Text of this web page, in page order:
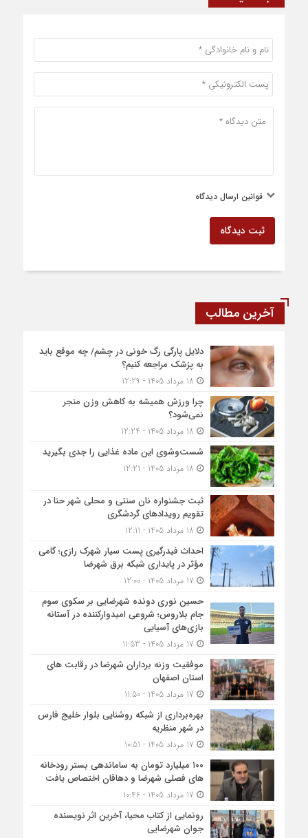
قوانین ارسال دیدگاه
ثبت دیدگاه
آخرین مطالب
دلایل پارگی رگ خونی در چشم/ چه موقع باید
به پزشک مراجعه کنیم؟
چرا ورزش همیشه به کاهش وزن منجر
نمی‌شود؟
شست‌وشوی این ماده غذایی را جدی بگیرید
ثبت جشنواره نان سنتی و محلی شهر حنا در
تقویم رویداد‌های گردشگری
احداث فیدرگیری پست سیار شهرک رازی؛ گامی
مؤثر در پایداری شبکه برق شهرضا
حسین نوری دونده شهرضایی بر سکوی سوم
جام بلاروس؛ شروعی امیدوارکننده در آستانه
بازی‌های آسیایی
موفقیت وزنه برداران شهرضا در رقابت های
استان اصفهان
بهره‌برداری از شبکه روشنایی بلوار خلیج فارس
در شهر منظریه
۱۰۰ میلیارد تومان به ساماندهی بستر رودخانه
های فصلی شهرضا و دهاقان اختصاص یافت
رونمایی از کتاب محیا، آخرین اثر نویسنده
جوان شهرضایی